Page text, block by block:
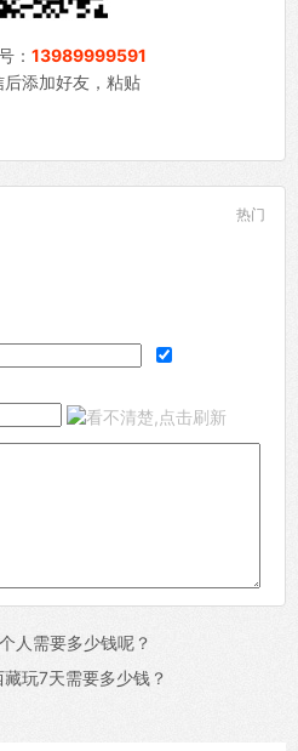
： 13989999591
添加好友，粘贴
热门
人需要多少钱呢？
玩7天需要多少钱？